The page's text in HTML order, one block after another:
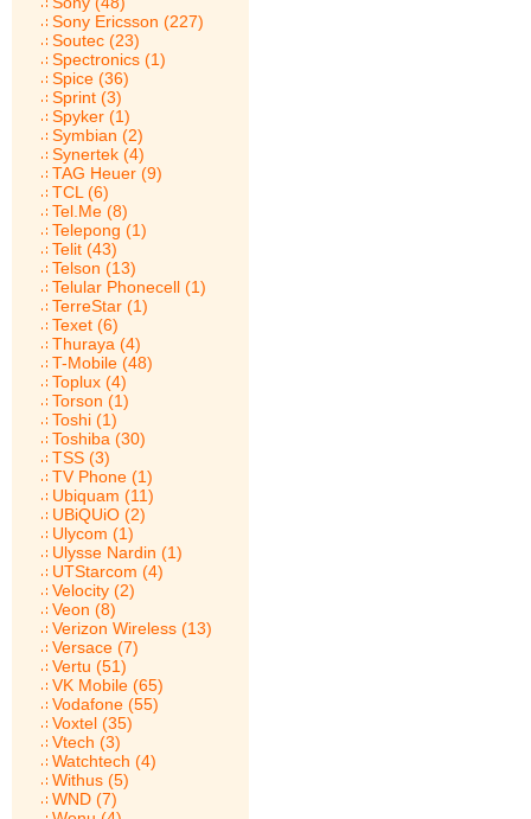
Sony Ericsson (227)
Soutec (23)
Spectronics (1)
Spice (36)
Sprint (3)
Spyker (1)
Symbian (2)
Synertek (4)
TAG Heuer (9)
TCL (6)
Tel.Me (8)
Telepong (1)
Telit (43)
Telson (13)
Telular Phonecell (1)
TerreStar (1)
Texet (6)
Thuraya (4)
T-Mobile (48)
Toplux (4)
Torson (1)
Toshi (1)
Toshiba (30)
TSS (3)
TV Phone (1)
Ubiquam (11)
UBiQUiO (2)
Ulycom (1)
Ulysse Nardin (1)
UTStarcom (4)
Velocity (2)
Veon (8)
Verizon Wireless (13)
Versace (7)
Vertu (51)
VK Mobile (65)
Vodafone (55)
Voxtel (35)
Vtech (3)
Watchtech (4)
Withus (5)
WND (7)